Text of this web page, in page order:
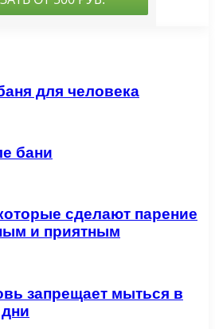
для человека
бани
сделают парение
и приятным
запрещает мыться в